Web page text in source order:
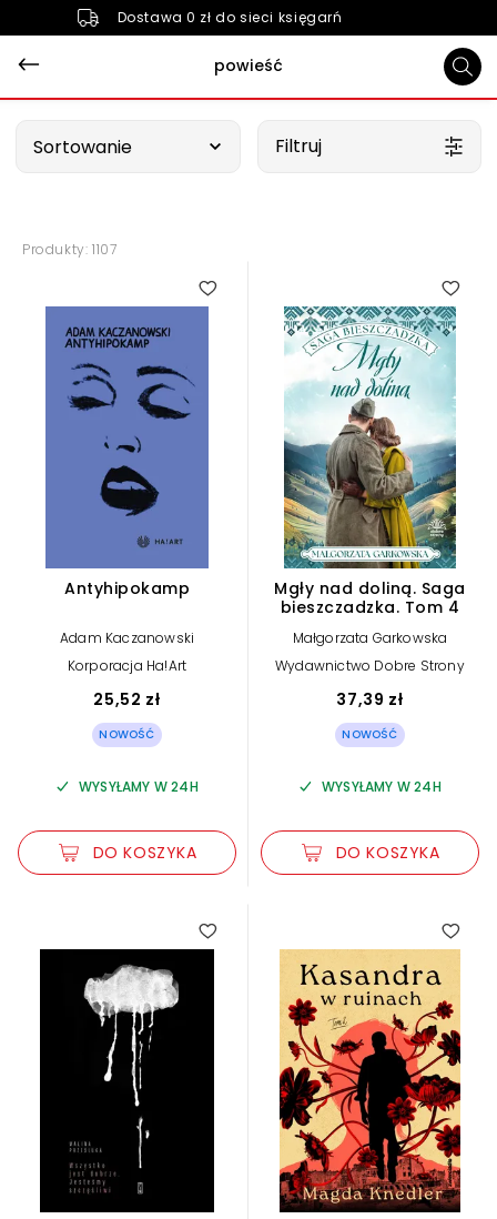
Dostawa 0 zł do sieci księgarń
powieść
Sortowanie Filtruj
Produkty: 1107
Antyhipokamp
Adam Kaczanowski
Korporacja Ha!Art
25,52 zł
NOWOŚĆ
WYSYŁAMY W 24H
DO KOSZYKA
Mgły nad doliną. Saga
bieszczadzka. Tom 4
Małgorzata Garkowska
Wydawnictwo Dobre Strony
37,39 zł
NOWOŚĆ
WYSYŁAMY W 24H
DO KOSZYKA